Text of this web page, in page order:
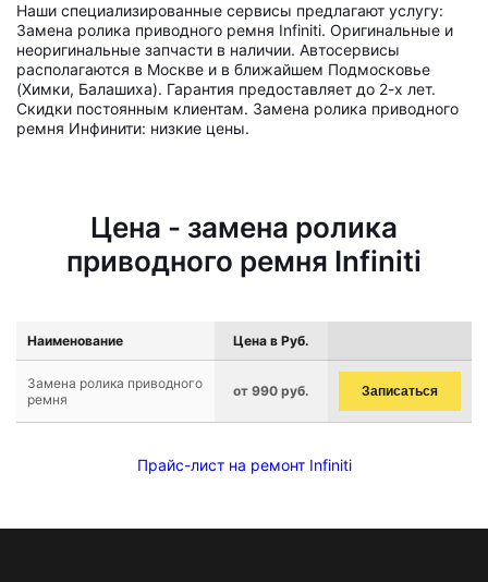
Наши специализированные сервисы предлагают услугу:
Замена ролика приводного ремня Infiniti. Оригинальные и
неоригинальные запчасти в наличии. Автосервисы
располагаются в Москве и в ближайшем Подмосковье
(Химки, Балашиха). Гарантия предоставляет до 2-х лет.
Скидки постоянным клиентам. Замена ролика приводного
ремня Инфинити: низкие цены.
Цена - замена ролика
приводного ремня Infiniti
Наименование Цена в Руб.
Замена ролика приводного
ремня
от 990 руб. Записаться
Прайс-лист на ремонт Infiniti